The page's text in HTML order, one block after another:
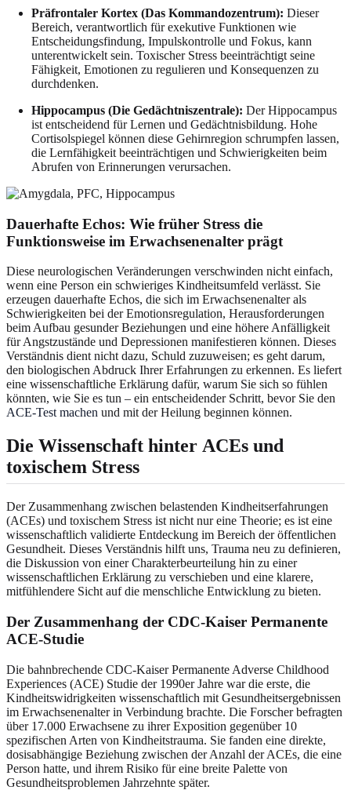
Präfrontaler Kortex (Das Kommandozentrum): Dieser
Bereich, verantwortlich für exekutive Funktionen wie
Entscheidungsfindung, Impulskontrolle und Fokus, kann
unterentwickelt sein. Toxischer Stress beeinträchtigt seine
Fähigkeit, Emotionen zu regulieren und Konsequenzen zu
durchdenken.
Hippocampus (Die Gedächtniszentrale): Der Hippocampus
ist entscheidend für Lernen und Gedächtnisbildung. Hohe
Cortisolspiegel können diese Gehirnregion schrumpfen lassen,
die Lernfähigkeit beeinträchtigen und Schwierigkeiten beim
Abrufen von Erinnerungen verursachen.
Dauerhafte Echos: Wie früher Stress die
Funktionsweise im Erwachsenenalter prägt
Diese neurologischen Veränderungen verschwinden nicht einfach,
wenn eine Person ein schwieriges Kindheitsumfeld verlässt. Sie
erzeugen dauerhafte Echos, die sich im Erwachsenenalter als
Schwierigkeiten bei der Emotionsregulation, Herausforderungen
beim Aufbau gesunder Beziehungen und eine höhere Anfälligkeit
für Angstzustände und Depressionen manifestieren können. Dieses
Verständnis dient nicht dazu, Schuld zuzuweisen; es geht darum,
den biologischen Abdruck Ihrer Erfahrungen zu erkennen. Es liefert
eine wissenschaftliche Erklärung dafür, warum Sie sich so fühlen
könnten, wie Sie es tun – ein entscheidender Schritt, bevor Sie den
ACE-Test machen und mit der Heilung beginnen können.
Die Wissenschaft hinter ACEs und
toxischem Stress
Der Zusammenhang zwischen belastenden Kindheitserfahrungen
(ACEs) und toxischem Stress ist nicht nur eine Theorie; es ist eine
wissenschaftlich validierte Entdeckung im Bereich der öffentlichen
Gesundheit. Dieses Verständnis hilft uns, Trauma neu zu definieren,
die Diskussion von einer Charakterbeurteilung hin zu einer
wissenschaftlichen Erklärung zu verschieben und eine klarere,
mitfühlendere Sicht auf die menschliche Entwicklung zu bieten.
Der Zusammenhang der CDC-Kaiser Permanente
ACE-Studie
Die bahnbrechende CDC-Kaiser Permanente Adverse Childhood
Experiences (ACE) Studie der 1990er Jahre war die erste, die
Kindheitswidrigkeiten wissenschaftlich mit Gesundheitsergebnissen
im Erwachsenenalter in Verbindung brachte. Die Forscher befragten
über 17.000 Erwachsene zu ihrer Exposition gegenüber 10
spezifischen Arten von Kindheitstrauma. Sie fanden eine direkte,
dosisabhängige Beziehung zwischen der Anzahl der ACEs, die eine
Person hatte, und ihrem Risiko für eine breite Palette von
Gesundheitsproblemen Jahrzehnte später.